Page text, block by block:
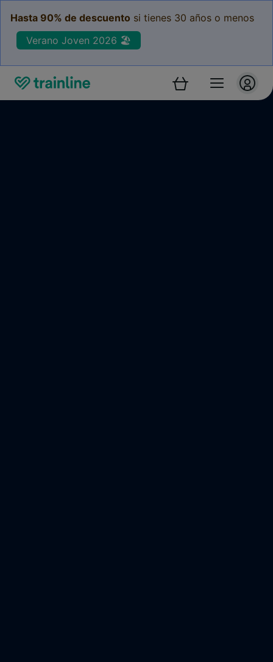
Hasta 90% de descuento si tienes 30 años o menos
Verano Joven 2026 🏖️